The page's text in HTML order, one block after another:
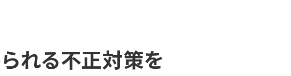
れる不正対策を